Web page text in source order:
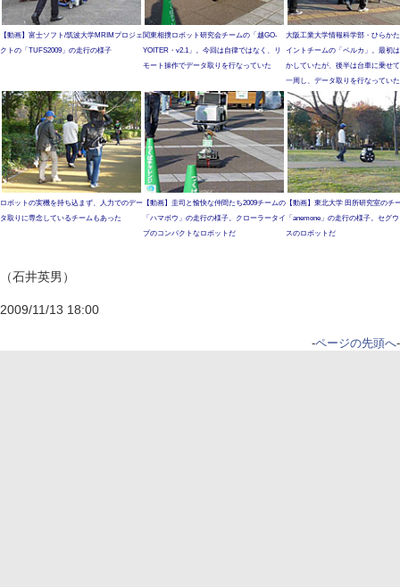
【動画】富士ソフト/筑波大学MRIMプロジェ
クトの「TUFS2009」の走行の様子
関東相撲ロボット研究会チームの「越GO-
YOITER・v2.1」。今回は自律ではなく、リ
モート操作でデータ取りを行なっていた
大阪工業大学情報科学部・ひらか
イントチームの「ベルカ」。最初
かしていたが、後半は台車に乗せ
一周し、データ取りを行なっていた
ロボットの実機を持ち込まず、人力でのデー
タ取りに専念しているチームもあった
【動画】圭司と愉快な仲間たち2009チームの
「ハマボウ」の走行の様子。クローラータイ
プのコンパクトなロボットだ
【動画】東北大学 田所研究室のチ
「anemone」の走行の様子。セグ
スのロボットだ
（石井英男）
2009/11/13 18:00
-ページの先頭へ-